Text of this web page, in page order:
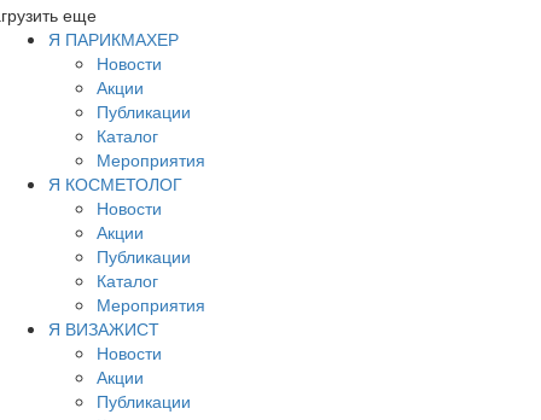
еще
Я ПАРИКМАХЕР
Новости
Акции
Публикации
Каталог
Мероприятия
Я КОСМЕТОЛОГ
Новости
Акции
Публикации
Каталог
Мероприятия
Я ВИЗАЖИСТ
Новости
Акции
Публикации